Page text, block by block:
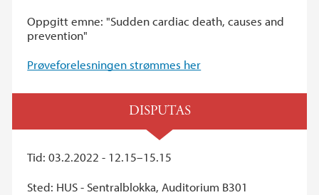
Oppgitt emne: "Sudden cardiac death, causes and
prevention"
Prøveforelesningen strømmes her
DISPUTAS
Tid: 03.2.2022 - 12.15–15.15
Sted: HUS - Sentralblokka, Auditorium B301